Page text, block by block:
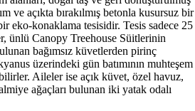
ve açıkta bırakılmış betonla kusursuz bir
eko-konaklama tesisidir. Tesis sadece 25
ünlü Canopy Treehouse Süitlerinin
bağımsız küvetlerden pirinç
üzerindeki gün batımının muhteşem
Aileler ise açık küvet, özel havuz,
ağaçları bulunan iki yatak odalı